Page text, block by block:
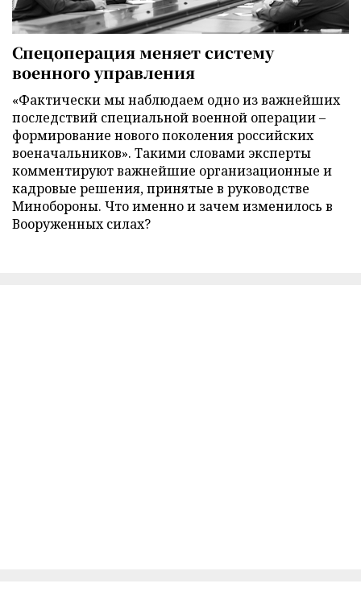
Спецоперация меняет систему
военного управления
«Фактически мы наблюдаем одно из важнейших
последствий специальной военной операции –
формирование нового поколения российских
военачальников». Такими словами эксперты
комментируют важнейшие организационные и
кадровые решения, принятые в руководстве
Минобороны. Что именно и зачем изменилось в
Вооруженных силах?